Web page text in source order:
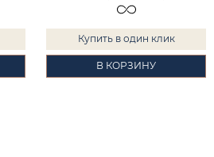
Купить в один клик
В КОРЗИНУ